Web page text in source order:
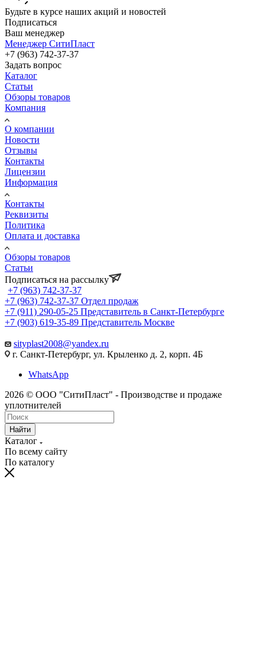
Будьте в курсе наших акций и новостей
Подписаться
Ваш менеджер
Менеджер СитиПласт
+7 (963) 742-37-37
Задать вопрос
Каталог
Статьи
Обзоры товаров
Компания
О компании
Новости
Отзывы
Контакты
Лицензии
Информация
Контакты
Реквизиты
Политика
Оплата и доставка
Обзоры товаров
Статьи
Подписаться на рассылку
+7 (963) 742-37-37
+7 (963) 742-37-37 Отдел продаж
+7 (911) 290-05-25 Представитель в Санкт-Петербурге
+7 (903) 619-35-89 Представитель Москве
sityplast2008@yandex.ru
г. Санкт-Петербург, ул. Крыленко д. 2, корп. 4Б
WhatsApp
2026 © ООО "СитиПласт" - Производстве и продаже
уплотнителей
Найти
Каталог
По всему сайту
По каталогу